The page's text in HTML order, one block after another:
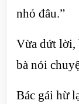
nhỏ đâu.”
Vừa dứt lời,
bà nói
Bác gái hừ